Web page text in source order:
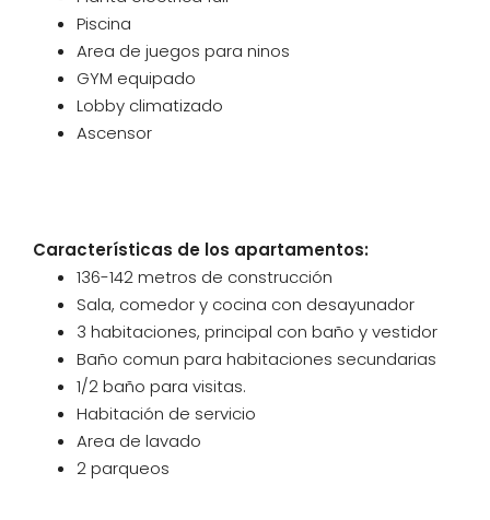
Piscina
Area de juegos para ninos
GYM equipado
Lobby climatizado
Ascensor
Características de los apartamentos:
136-142 metros de construcción
Sala, comedor y cocina con desayunador
3 habitaciones, principal con baño y vestidor
Baño comun para habitaciones secundarias
1/2 baño para visitas.
Habitación de servicio
Area de lavado
2 parqueos